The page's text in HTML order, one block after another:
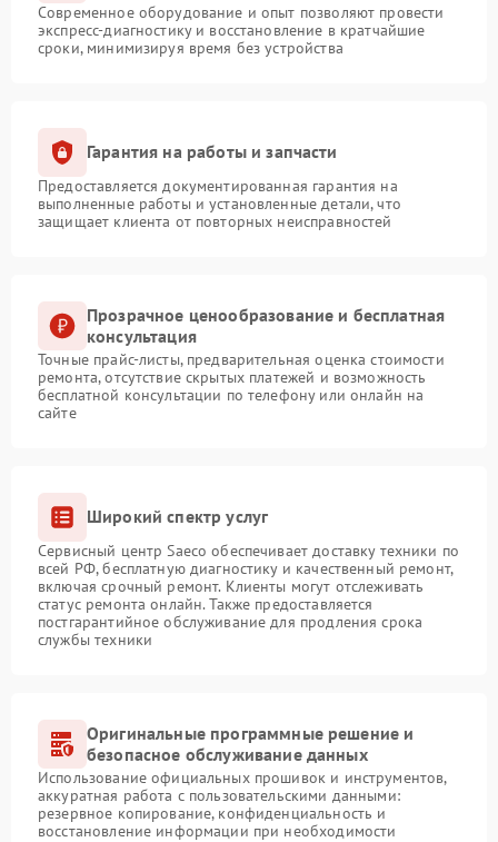
Современное оборудование и опыт позволяют провести
экспресс-диагностику и восстановление в кратчайшие
сроки, минимизируя время без устройства
Гарантия на работы и запчасти
Предоставляется документированная гарантия на
выполненные работы и установленные детали, что
защищает клиента от повторных неисправностей
Прозрачное ценообразование и бесплатная
консультация
Точные прайс-листы, предварительная оценка стоимости
ремонта, отсутствие скрытых платежей и возможность
бесплатной консультации по телефону или онлайн на
сайте
Широкий спектр услуг
Сервисный центр Saeco обеспечивает доставку техники по
всей РФ, бесплатную диагностику и качественный ремонт,
включая срочный ремонт. Клиенты могут отслеживать
статус ремонта онлайн. Также предоставляется
постгарантийное обслуживание для продления срока
службы техники
Оригинальные программные решение и
безопасное обслуживание данных
Использование официальных прошивок и инструментов,
аккуратная работа с пользовательскими данными:
резервное копирование, конфиденциальность и
восстановление информации при необходимости